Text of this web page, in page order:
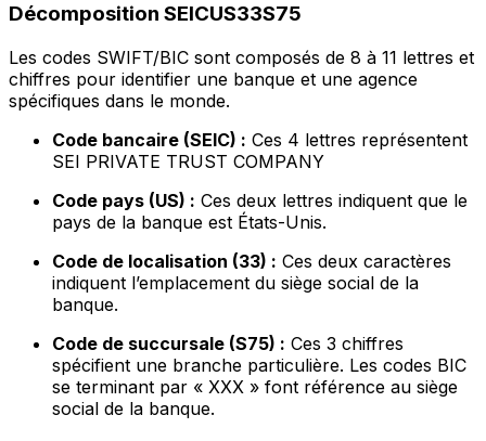
Décomposition SEICUS33S75
Les codes SWIFT/BIC sont composés de 8 à 11 lettres et
chiffres pour identifier une banque et une agence
spécifiques dans le monde.
Code bancaire (SEIC) : Ces 4 lettres représentent
SEI PRIVATE TRUST COMPANY
Code pays (US) : Ces deux lettres indiquent que le
pays de la banque est États-Unis.
Code de localisation (33) : Ces deux caractères
indiquent l’emplacement du siège social de la
banque.
Code de succursale (S75) : Ces 3 chiffres
spécifient une branche particulière. Les codes BIC
se terminant par « XXX » font référence au siège
social de la banque.